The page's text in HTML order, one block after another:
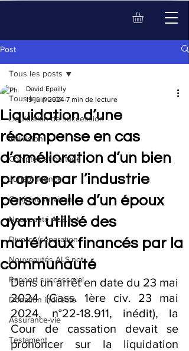
Post
Tous les posts
Liquidation de succession
Indivision
Comptes et partage
Jurisprudence
Conjoint survivant
Nouveauté ALS.not
Divorce/séparation
Nouveautés ALS.not
Rapport successoral
Donation indirecte
Assurance-vie
Testament
Tous les posts
Liquidation d’une
récompense en cas
d’amélioration d’un bien
propre par l’industrie
personnelle d’un époux
ayant utilisé des
matériaux financés par la
communauté
David Epailly
19 juin 2024 7 min de lecture
Dans un arrêt en date du 23 mai
2024 (Cass. 1ère civ. 23 mai
2024, n°22-18.911, inédit), la
Cour de cassation devait se
prononcer sur la liquidation